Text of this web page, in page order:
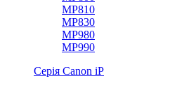
MP810
MP830
MP980
MP990
Серія Canon iP